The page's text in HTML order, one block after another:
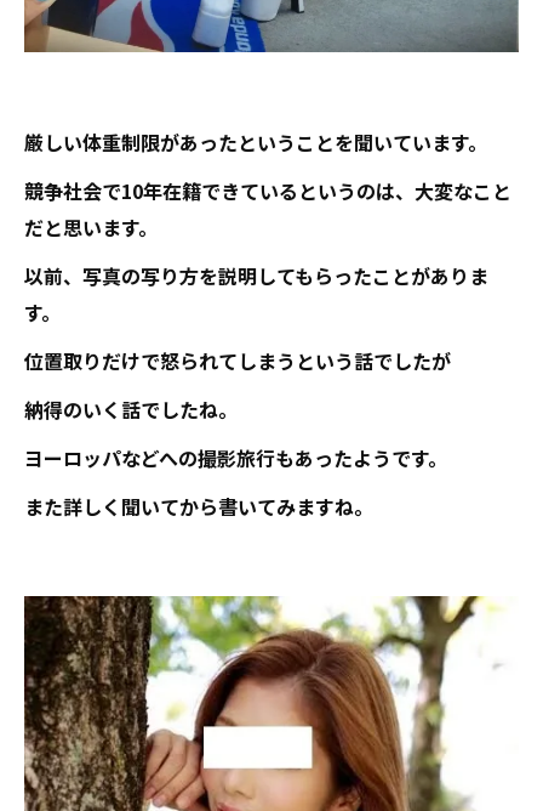
厳しい体重制限があったということを聞いています。
競争社会で10年在籍できているというのは、大変なこと
だと思います。
以前、写真の写り方を説明してもらったことがありま
す。
位置取りだけで怒られてしまうという話でしたが
納得のいく話でしたね。
ヨーロッパなどへの撮影旅行もあったようです。
また詳しく聞いてから書いてみますね。